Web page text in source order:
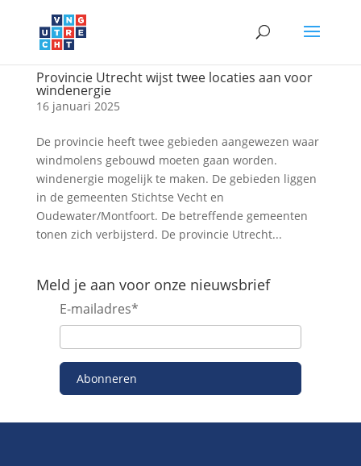
Provincie Utrecht wijst twee locaties aan voor
windenergie
16 januari 2025
De provincie heeft twee gebieden aangewezen waar
windmolens gebouwd moeten gaan worden.
windenergie mogelijk te maken. De gebieden liggen
in de gemeenten Stichtse Vecht en
Oudewater/Montfoort. De betreffende gemeenten
tonen zich verbijsterd. De provincie Utrecht...
Meld je aan voor onze nieuwsbrief
E-mailadres*
Abonneren